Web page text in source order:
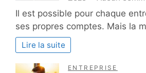
Il est possible pour chaque
ses propres comptes. Mais la
Lire la suite
ENTREPRISE